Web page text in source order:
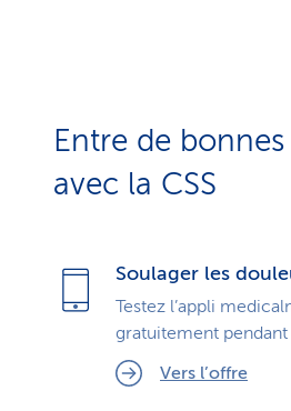
Entre de
avec la CSS
Soulager les
Testez l’appli
gratuitement
Vers l’offre